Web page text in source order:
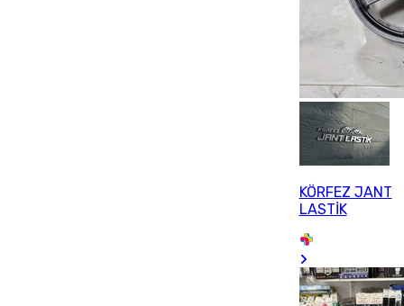
KÖRFEZ JANT
LASTİK